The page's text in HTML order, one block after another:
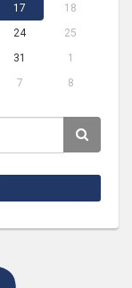
17
18
24
25
31
1
7 8